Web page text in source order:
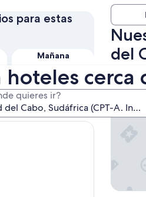
hoteles
quieres ir?
para estas
Mañana
8 ago. - 9 ago.
Próximo fin de
semana
14 ago. - 16 ago.
del
Hotel